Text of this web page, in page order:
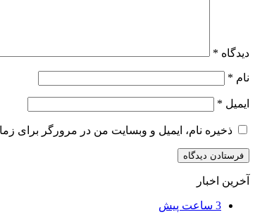
دیدگاه *
نام *
ایمیل *
ذخیره نام، ایمیل و وبسایت من در مرورگر برای
آخرین اخبار
3 ساعت پیش